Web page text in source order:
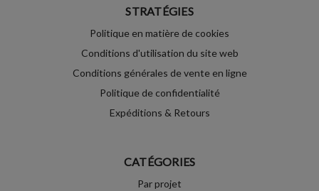
STRATÉGIES
Politique en matière de cookies
Conditions d'utilisation du site web
Conditions générales de vente en ligne
Politique de confidentialité
Expéditions & Retours
CATÉGORIES
Par projet